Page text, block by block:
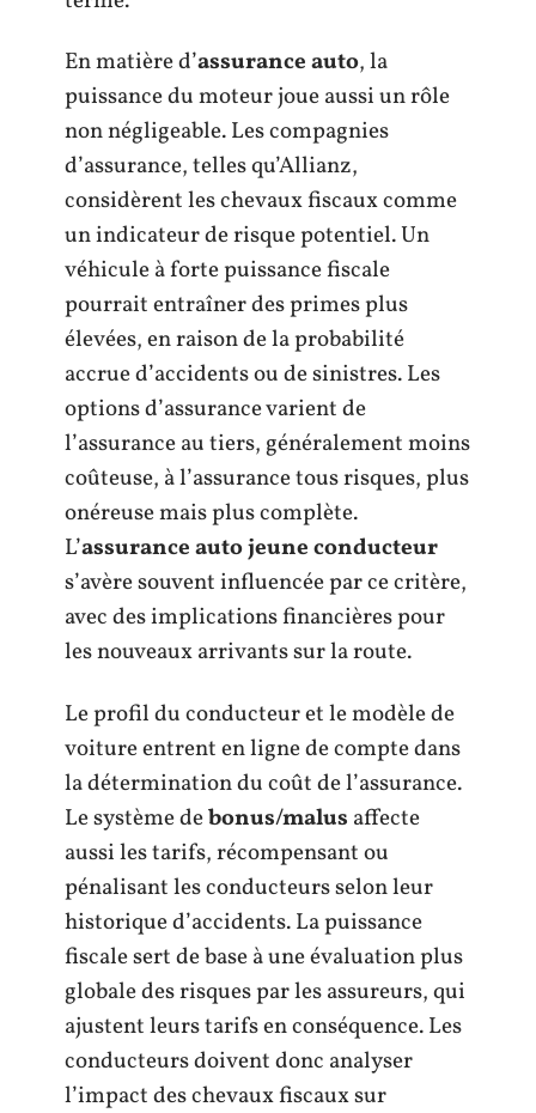
En matière d’assurance auto, la
puissance du moteur joue aussi un rôle
non négligeable. Les compagnies
d’assurance, telles qu’Allianz,
considèrent les chevaux fiscaux comme
un indicateur de risque potentiel. Un
véhicule à forte puissance fiscale
pourrait entraîner des primes plus
élevées, en raison de la probabilité
accrue d’accidents ou de sinistres. Les
options d’assurance varient de
l’assurance au tiers, généralement moins
coûteuse, à l’assurance tous risques, plus
onéreuse mais plus complète.
L’assurance auto jeune conducteur
s’avère souvent influencée par ce critère,
avec des implications financières pour
les nouveaux arrivants sur la route.
Le profil du conducteur et le modèle de
voiture entrent en ligne de compte dans
la détermination du coût de l’assurance.
Le système debonus/malus affecte
aussi les tarifs, récompensant ou
pénalisant les conducteurs selon leur
historique d’accidents. La puissance
fiscale sert de base à une évaluation plus
globale des risques par les assureurs, qui
ajustent leurs tarifs en conséquence. Les
conducteurs doivent donc analyser
l’impact des chevaux fiscaux sur